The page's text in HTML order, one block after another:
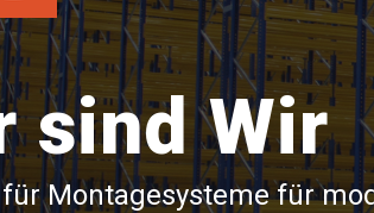
sind Wir
Montagesysteme für